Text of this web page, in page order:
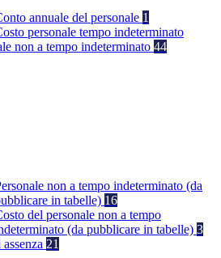
annuale del personale 1
personale tempo indeterminato
non a tempo indeterminato 44
non a tempo indeterminato (da
in tabelle) 16
del personale non a tempo
(da pubblicare in tabelle) 3
21